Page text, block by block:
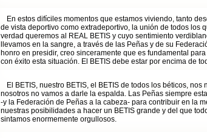
En estos difíciles momentos que estamos viviendo, tanto
de vista deportivo como extradeportivo, la unión de todos los
verdad queremos al REAL BETIS y cuyo sentimiento
llevamos en la sangre, a través de las Peñas y de su
honro en presidir, creo sinceramente que es fundamental
con éxito esta situación. El BETIS debe estar por encima de
El BETIS, nuestro BETIS, el BETIS de todos los béticos, nos
nosotros no vamos a darle la espalda. Las Peñas siempre
-y la Federación de Peñas a la cabeza- para contribuir en la
nuestras posibilidades a hacer un BETIS grande y del que
sintamos enormemente orgullosos.